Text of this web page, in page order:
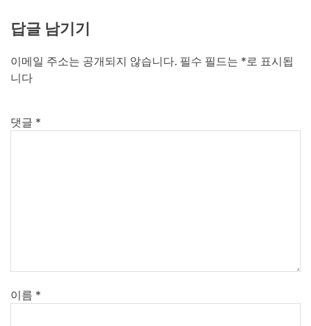
답글 남기기
이메일 주소는 공개되지 않습니다. 필수 필드는 *로 표시됩
니다
댓글 *
이름 *